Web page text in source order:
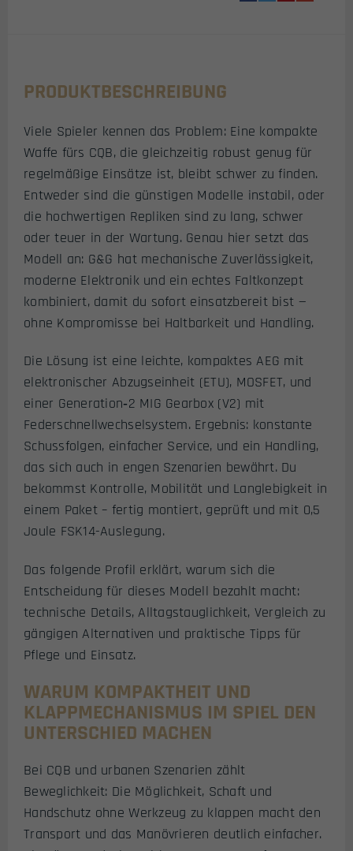
PRODUKTBESCHREIBUNG
Viele Spieler kennen das Problem: Eine kompakte
Waffe fürs CQB, die gleichzeitig robust genug für
regelmäßige Einsätze ist, bleibt schwer zu finden.
Entweder sind die günstigen Modelle instabil, oder
die hochwertigen Repliken sind zu lang, schwer
oder teuer in der Wartung. Genau hier setzt das
Modell an: G&G hat mechanische Zuverlässigkeit,
moderne Elektronik und ein echtes Faltkonzept
kombiniert, damit du sofort einsatzbereit bist —
ohne Kompromisse bei Haltbarkeit und Handling.
Die Lösung ist eine leichte, kompaktes AEG mit
elektronischer Abzugseinheit (ETU), MOSFET, und
einer Generation‑2 MIG Gearbox (V2) mit
Federschnellwechselsystem. Ergebnis: konstante
Schussfolgen, einfacher Service, und ein Handling,
das sich auch in engen Szenarien bewährt. Du
bekommst Kontrolle, Mobilität und Langlebigkeit in
einem Paket – fertig montiert, geprüft und mit 0,5
Joule FSK14-Auslegung.
Das folgende Profil erklärt, warum sich die
Entscheidung für dieses Modell bezahlt macht:
technische Details, Alltagstauglichkeit, Vergleich zu
gängigen Alternativen und praktische Tipps für
Pflege und Einsatz.
WARUM KOMPAKTHEIT UND
KLAPPMECHANISMUS IM SPIEL DEN
UNTERSCHIED MACHEN
Bei CQB und urbanen Szenarien zählt
Beweglichkeit: Die Möglichkeit, Schaft und
Handschutz ohne Werkzeug zu klappen macht den
Transport und das Manövrieren deutlich einfacher.